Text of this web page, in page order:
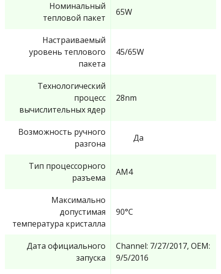
Номинальный
тепловой пакет
65W
Настраиваемый
уровень теплового
пакета
45/65W
Технологический
процесс
вычислительных ядер
28nm
Возможность ручного
разгона
Да
Тип процессорного
разъема
AM4
Максимально
допустимая
температура кристалла
90°C
Дата официального
запуска
Channel: 7/27/2017, OEM:
9/5/2016